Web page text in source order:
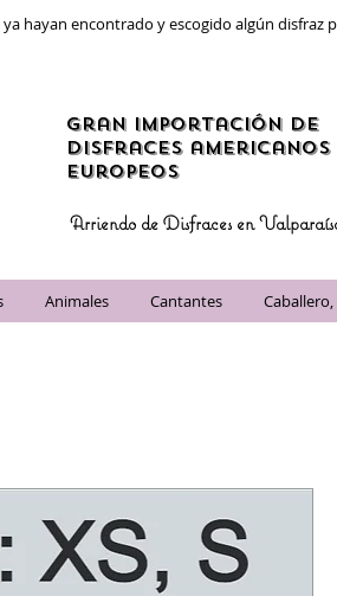
hayan encontrado y escogido algún disfraz
gran importación de
disfraces americanos
Europeos
Arriendo de Disfraces en
Animales Cantantes